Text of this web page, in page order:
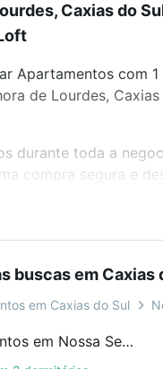
Caxias do
Apartamentos com 1
de Lourdes, Caxias
durante toda a
compra segura e
aqui você vai
com 1
seu sonho. Agende
videochamada, é
imobiliárias te
buscas em Caxias
em Caxias do Sul
Mais apartamentos em Nossa Senhora de Lourdes